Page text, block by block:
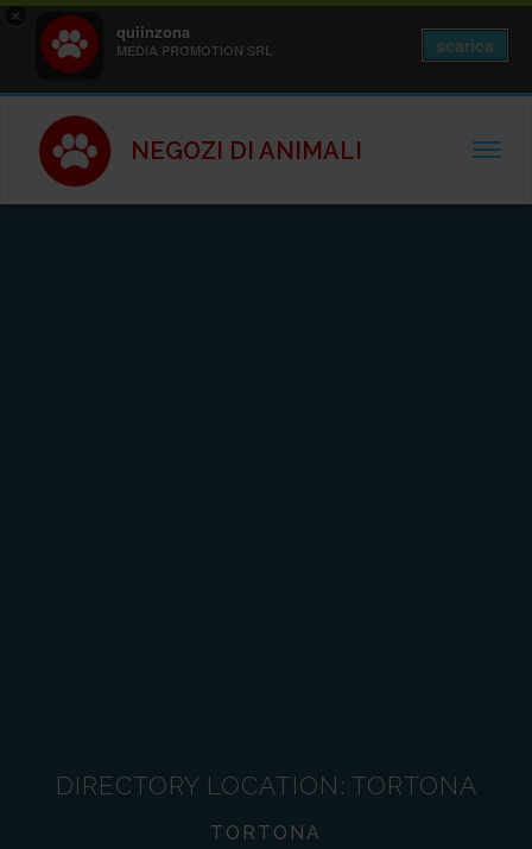
×
quiinzona
MEDIA PROMOTION SRL scarica
NEGOZI DI ANIMALI
DIRECTORY LOCATION: TORTONA
TORTONA